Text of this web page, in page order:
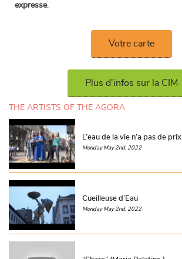
expresse.
Votre carte
Plus d'infos sur la CIM
THE ARTISTS OF THE AGORA
L’eau de la vie n’a pas de prix
Monday May 2nd, 2022
Cueilleuse d’Eau
Monday May 2nd, 2022